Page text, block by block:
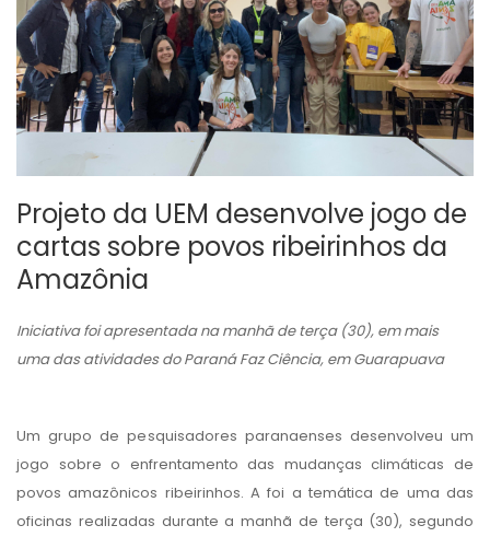
Projeto da UEM desenvolve jogo de
cartas sobre povos ribeirinhos da
Amazônia
Iniciativa foi apresentada na manhã de terça (30), em mais
uma das atividades do Paraná Faz Ciência, em Guarapuava
Um grupo de pesquisadores paranaenses desenvolveu um
jogo sobre o enfrentamento das mudanças climáticas de
povos amazônicos ribeirinhos. A foi a temática de uma das
oficinas realizadas durante a manhã de terça (30), segundo